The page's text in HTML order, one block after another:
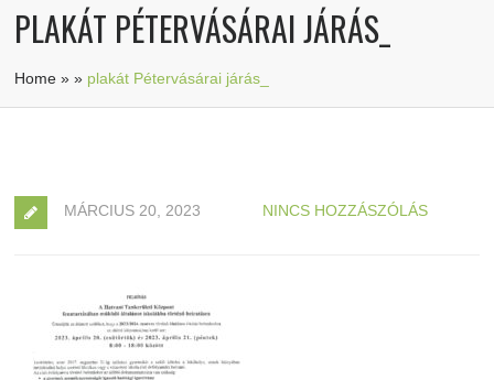
PLAKÁT PÉTERVÁSÁRAI JÁRÁS_
Home »» plakát Pétervásárai járás_
MÁRCIUS 20, 2023 NINCS HOZZÁSZÓLÁS